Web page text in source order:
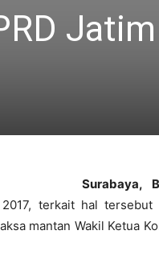
Surabaya,
terkait hal tersebut
mantan Wakil Ketua